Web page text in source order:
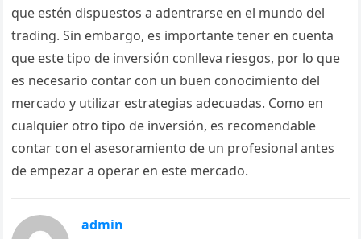
que estén dispuestos a adentrarse en el mundo del
trading. Sin embargo, es importante tener en cuenta
que este tipo de inversión conlleva riesgos, por lo que
es necesario contar con un buen conocimiento del
mercado y utilizar estrategias adecuadas. Como en
cualquier otro tipo de inversión, es recomendable
contar con el asesoramiento de un profesional antes
de empezar a operar en este mercado.
admin